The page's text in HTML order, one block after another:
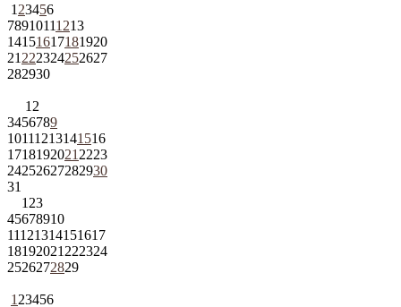
1 23456
78910111213
14151617181920
21 222324252627
282930
1 2
3456789
10111213141516
1718192021 2223
24252627282930
31
1 23
45678910
11121314151617
18192021 222324
2526272829
1 23456